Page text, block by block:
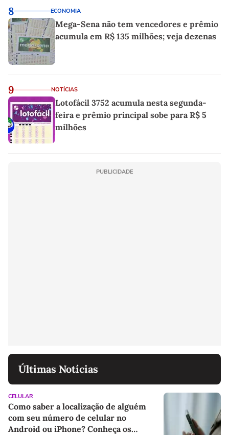
8 ECONOMIA
Mega-Sena não tem vencedores e prêmio
acumula em R$ 135 milhões; veja dezenas
9 NOTÍCIAS
Lotofácil 3752 acumula nesta segunda-
feira e prêmio principal sobe para R$ 5
milhões
PUBLICIDADE
Últimas Notícias
CELULAR
Como saber a localização de alguém
com seu número de celular no
Android ou iPhone? Conheça os